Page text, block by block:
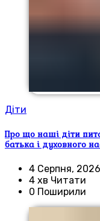
Діти
Про що наші діти
батька і духовного
4 Серпня, 2026
4 хв Читати
0 Поширили